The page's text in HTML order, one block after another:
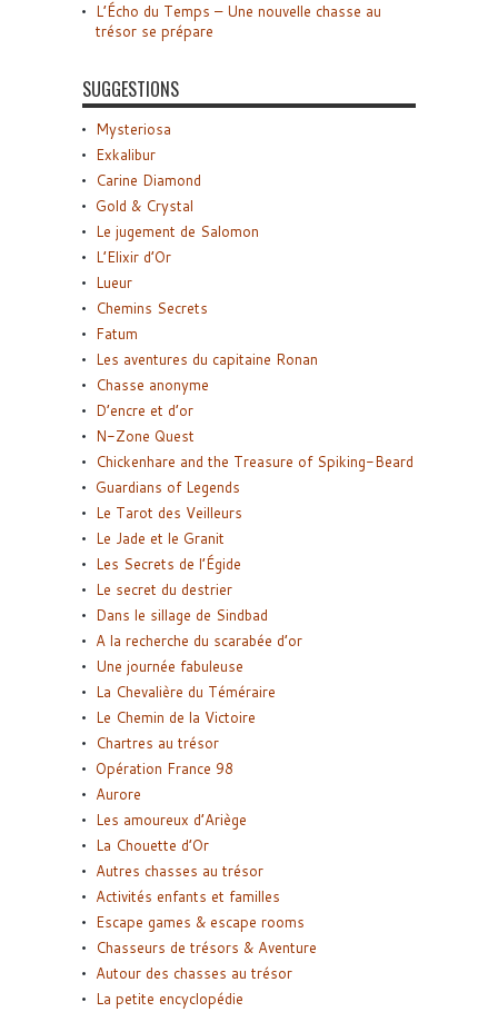
L’Écho du Temps – Une nouvelle chasse au
trésor se prépare
SUGGESTIONS
Mysteriosa
Exkalibur
Carine Diamond
Gold & Crystal
Le jugement de Salomon
L’Elixir d’Or
Lueur
Chemins Secrets
Fatum
Les aventures du capitaine Ronan
Chasse anonyme
D’encre et d’or
N-Zone Quest
Chickenhare and the Treasure of Spiking-Beard
Guardians of Legends
Le Tarot des Veilleurs
Le Jade et le Granit
Les Secrets de l’Égide
Le secret du destrier
Dans le sillage de Sindbad
A la recherche du scarabée d’or
Une journée fabuleuse
La Chevalière du Téméraire
Le Chemin de la Victoire
Chartres au trésor
Opération France 98
Aurore
Les amoureux d’Ariège
La Chouette d’Or
Autres chasses au trésor
Activités enfants et familles
Escape games & escape rooms
Chasseurs de trésors & Aventure
Autour des chasses au trésor
La petite encyclopédie